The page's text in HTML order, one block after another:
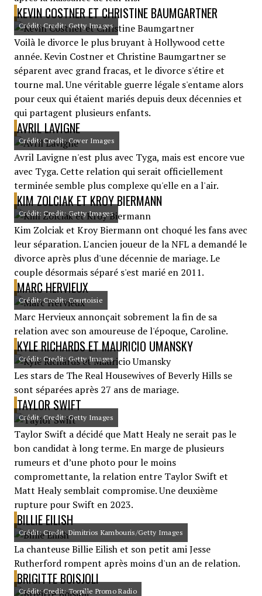
KEVIN COSTNER ET CHRISTINE BAUMGARTNER
Crédit: Credit: Getty Images
Voilà le divorce le plus bruyant à Hollywood cette
année. Kevin Costner et Christine Baumgartner se
séparent avec grand fracas, et le divorce s'étire et
tourne mal. Une véritable guerre légale s'entame alors
pour ceux qui étaient mariés depuis deux décennies et
qui partagent plusieurs enfants.
AVRIL LAVIGNE
Crédit: Credit: Cover Images
Avril Lavigne n'est plus avec Tyga, mais est encore vue
avec Tyga. Cette relation qui serait officiellement
terminée semble plus complexe qu'elle en a l'air.
KIM ZOLCIAK ET KROY BIERMANN
Crédit: Credit: Getty Images
Kim Zolciak et Kroy Biermann ont choqué les fans avec
leur séparation. L'ancien joueur de la NFL a demandé le
divorce après plus d'une décennie de mariage. Le
couple désormais séparé s'est marié en 2011.
MARC HERVIEUX
Crédit: Credit: Courtoisie
Marc Hervieux annonçait sobrement la fin de sa
relation avec son amoureuse de l'époque, Caroline.
KYLE RICHARDS ET MAURICIO UMANSKY
Crédit: Credit: Getty Images
Les stars de The Real Housewives of Beverly Hills se
sont séparées après 27 ans de mariage.
TAYLOR SWIFT
Crédit: Credit: Getty Images
Taylor Swift a décidé que Matt Healy ne serait pas le
bon candidat à long terme. En marge de plusieurs
rumeurs et d’une photo pour le moins
compromettante, la relation entre Taylor Swift et
Matt Healy semblait compromise. Une deuxième
rupture pour Swift en 2023.
BILLIE EILISH
Crédit: Credit: Dimitrios Kambouris/Getty Images
La chanteuse Billie Eilish et son petit ami Jesse
Rutherford rompent après moins d'un an de relation.
BRIGITTE BOISJOLI
Crédit: Credit: Torpille Promo Radio